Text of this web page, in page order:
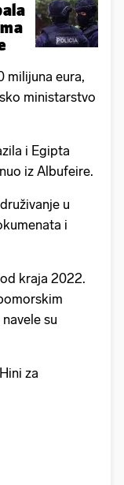
milijuna eura,
ministarstvo
i Egipta
iz Albufeire.
u
i
kraja 2022.
su
za